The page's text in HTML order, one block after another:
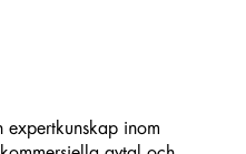
expertkunskap inom